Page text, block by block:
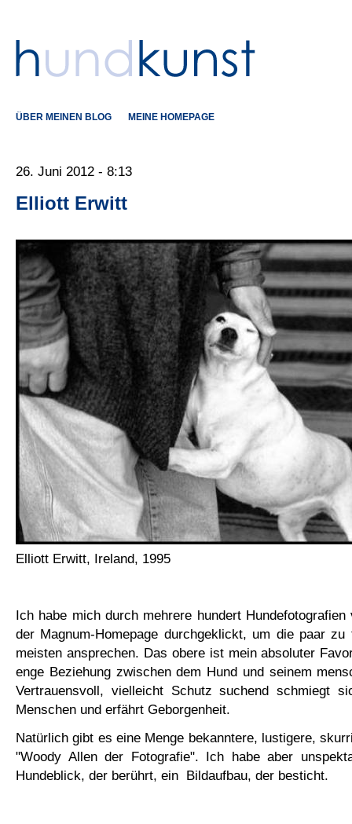
ÜBER MEINEN BLOG MEINE HOMEPAGE
26. Juni 2012 - 8:13
Elliott Erwitt
Elliott Erwitt, Ireland, 1995
Ich habe mich durch mehrere hundert
der Magnum-Homepage durchgeklickt, um die paar
meisten ansprechen. Das obere ist mein absoluter
enge Beziehung zwischen dem Hund und seinem
Vertrauensvoll, vielleicht Schutz suchend schmiegt
Menschen und erfährt Geborgenheit.
Natürlich gibt es eine Menge bekanntere, lustigere,
"Woody Allen der Fotografie". Ich habe aber
Hundeblick, der berührt, ein Bildaufbau, der besticht.